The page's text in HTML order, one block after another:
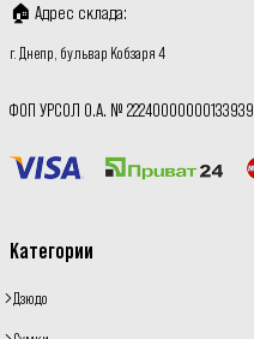
🏠 Адрес склада:
г. Днепр, бульвар Кобзаря 4
ФОП УРСОЛ О.А. № 22240000000133939
Категории
Дзюдо